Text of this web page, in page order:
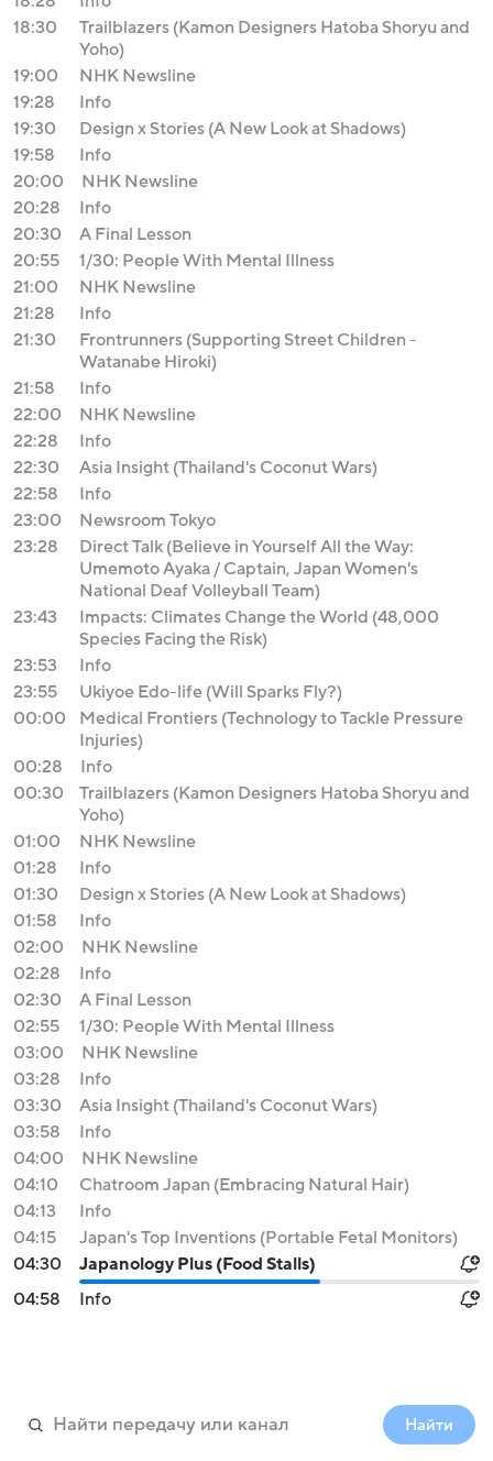
18:30
Trailblazers (Kamon Designers Hatoba Shoryu and
Yoho)
19:00
NHK Newsline
19:28
Info
19:30
Design x Stories (A New Look at Shadows)
19:58
Info
20:00
NHK Newsline
20:28
Info
20:30
A Final Lesson
20:55
1/30: People With Mental Illness
21:00
NHK Newsline
21:28
Info
21:30
Frontrunners (Supporting Street Children -
Watanabe Hiroki)
21:58
Info
22:00
NHK Newsline
22:28
Info
22:30
Asia Insight (Thailand's Coconut Wars)
22:58
Info
23:00
Newsroom Tokyo
23:28
Direct Talk (Believe in Yourself All the Way:
Umemoto Ayaka / Captain, Japan Women's
National Deaf Volleyball Team)
23:43
Impacts: Climates Change the World (48,000
Species Facing the Risk)
23:53
Info
23:55
Ukiyoe Edo-life (Will Sparks Fly?)
00:00
Medical Frontiers (Technology to Tackle Pressure
Injuries)
00:28
Info
00:30
Trailblazers (Kamon Designers Hatoba Shoryu and
Yoho)
01:00
NHK Newsline
01:28
Info
01:30
Design x Stories (A New Look at Shadows)
01:58
Info
02:00
NHK Newsline
02:28
Info
02:30
A Final Lesson
02:55
1/30: People With Mental Illness
03:00
NHK Newsline
03:28
Info
03:30
Asia Insight (Thailand's Coconut Wars)
03:58
Info
04:00
NHK Newsline
04:10
Chatroom Japan (Embracing Natural Hair)
04:13
Info
04:15
Japan's Top Inventions (Portable Fetal Monitors)
04:30
Japanology Plus (Food Stalls)
04:58
Info
Найти